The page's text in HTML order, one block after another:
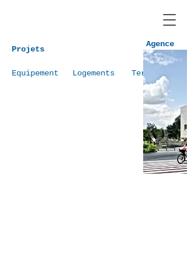
Projets
Equipement Logements
Agence
Tertiaire